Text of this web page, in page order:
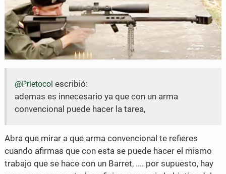
@Prietocol escribió:
ademas es innecesario ya que con un arma
convencional puede hacer la tarea,
Abra que mirar a que arma convencional te refieres
cuando afirmas que con esta se puede hacer el mismo
trabajo que se hace con un Barret, .... por supuesto, hay